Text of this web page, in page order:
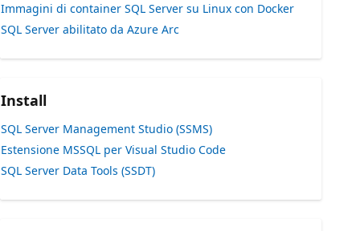
Immagini di container SQL Server su Linux con Docker
SQL Server abilitato da Azure Arc
Install
SQL Server Management Studio (SSMS)
Estensione MSSQL per Visual Studio Code
SQL Server Data Tools (SSDT)